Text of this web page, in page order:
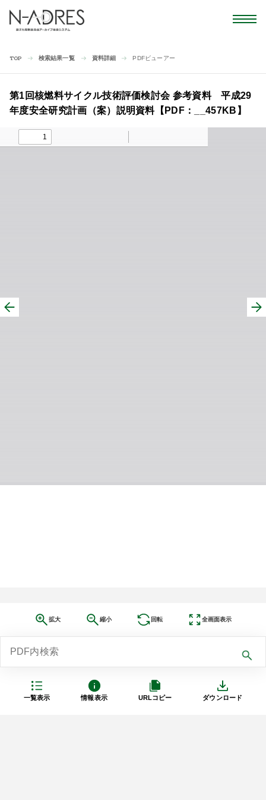
TOP 検索結果一覧 資料詳細 PDFビューアー
一覧表示 情報表示 URLコピー ダウンロード
第1回核燃料サイクル技術評価検討会 参考資料 平成29
年度安全研究計画（案）説明資料【PDF：__457KB】
拡大 縮小 回転 全画面表示